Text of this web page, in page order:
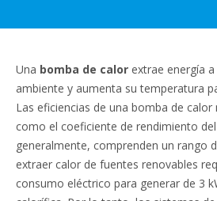
Una bomba de calor extrae energía
ambiente y aumenta su temperatura
Las eficiencias de una bomba de
como el coeficiente de rendimiento
generalmente, comprenden un rango
extraer calor de fuentes renovables
consumo eléctrico para generar de 3